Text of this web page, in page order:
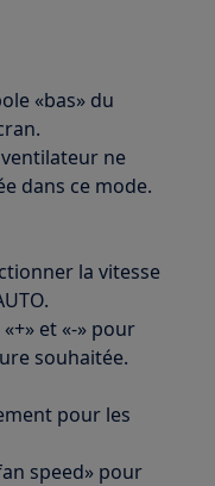
«bas» du
ne
dans ce mode.
la vitesse
et «-» pour
souhaitée.
pour les
speed» pour